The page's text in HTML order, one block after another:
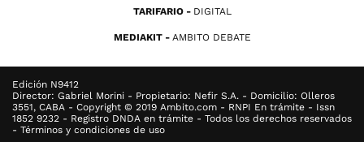
TARIFARIO DIGITAL
MEDIAKIT AMBITO DEBATE
Edición N9412
Director: Gabriel Morini - Propietario: Nefir S.A. - Domicilio: Olleros
3551, CABA - Copyright © 2019 Ambito.com - RNPI En trámite - Issn
1852 9232 - Registro DNDA en trámite - Todos los derechos reservados
- Términos y condiciones de uso